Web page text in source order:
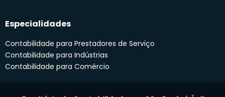
Especialidades
Contabilidade para Prestadores de Serviço
Contabilidade para Indústrias
Contabilidade para Comércio